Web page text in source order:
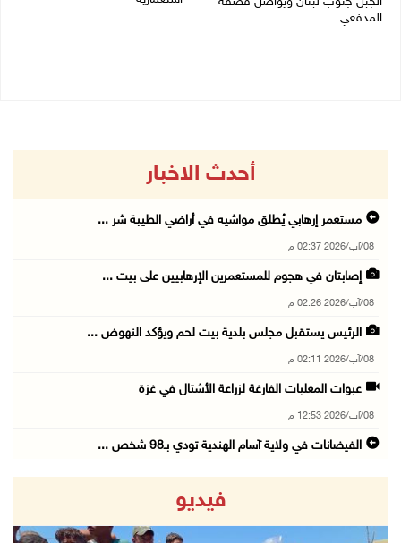
المدفعي
أحدث الاخبار
مستعمر إرهابي يُطلق مواشيه في أراضي الطيبة شر ...
08/آب/2026 02:37 م
إصابتان في هجوم للمستعمرين الإرهابيين على بيت ...
08/آب/2026 02:26 م
الرئيس يستقبل مجلس بلدية بيت لحم ويؤكد النهوض ...
08/آب/2026 02:11 م
عبوات المعلبات الفارغة لزراعة الأشتال في غزة
08/آب/2026 12:53 م
الفيضانات في ولاية آسام الهندية تودي بـ98 شخص ...
الاحتلال يتوغل في بلدة ميس الجبل جنوب لبنان و ...
08/آب/2026 12:39 م
فيديو